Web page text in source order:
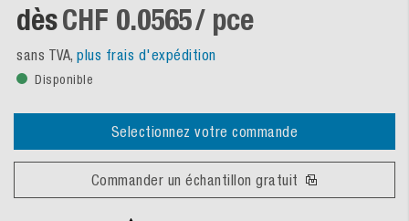
dèsCHF 0.0565/ pce
sans TVA, plus frais d'expédition
Disponible
Selectionnez votre commande
Commander un échantillon gratuit